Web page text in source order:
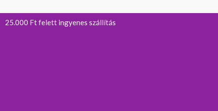
25.000 Ft felett ingyenes szállítás